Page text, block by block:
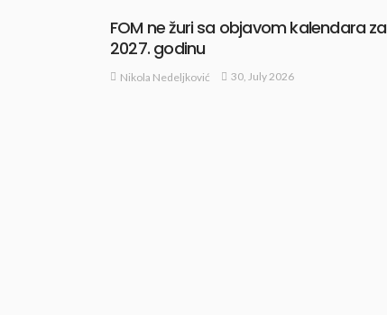
FOM ne žuri sa objavom kalendara za
2027. godinu
Nikola Nedeljković 30, July 2026